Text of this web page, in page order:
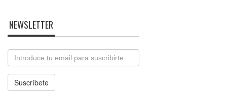
NEWSLETTER
Email
Suscríbete